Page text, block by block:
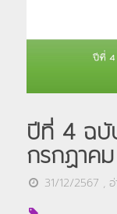
ปีที่ 4 ฉบั
กรกฏาค
31/12/2567 ,